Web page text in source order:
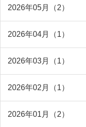
2026年05月（2）
2026年04月（1）
2026年03月（1）
2026年02月（1）
2026年01月（2）